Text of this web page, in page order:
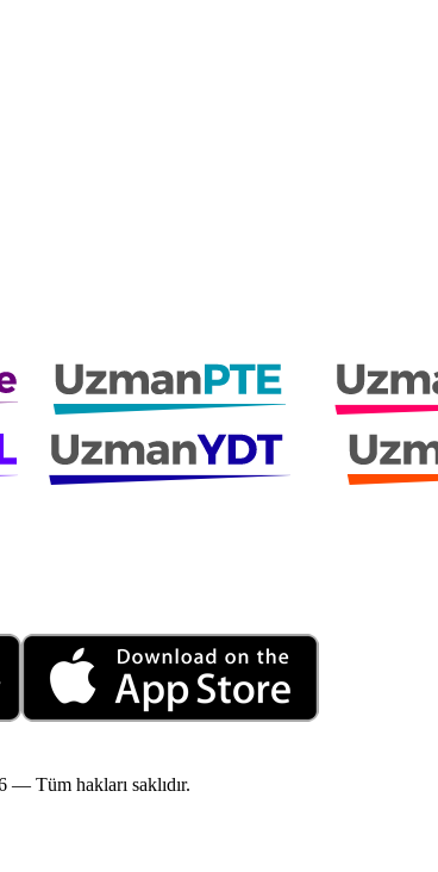
— Tüm hakları saklıdır.